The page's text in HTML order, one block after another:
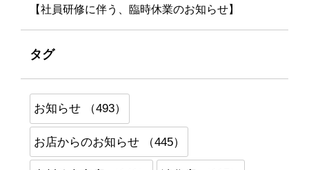
【社員研修に伴う、臨時休業のお知らせ】
タグ
お知らせ （493）
お店からのお知らせ （445）